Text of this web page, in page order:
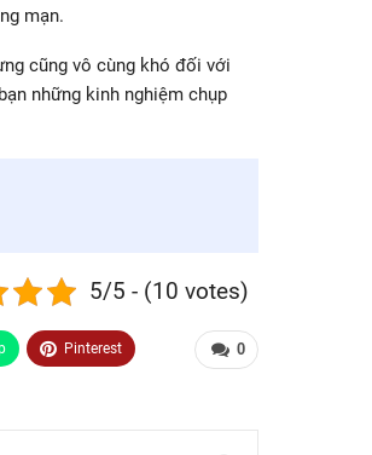
mạn.
cũng vô cùng khó đối với
những kinh nghiệm chụp
5/5 - (10 votes)
0
Pinterest